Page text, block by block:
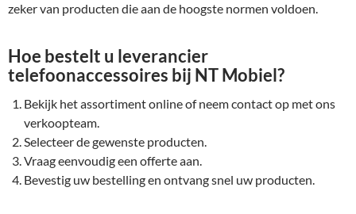
zeker van producten die aan de hoogste normen voldoen.
Hoe bestelt u leverancier
telefoonaccessoires bij NT Mobiel?
Bekijk het assortiment online of neem contact op met ons
verkoopteam.
Selecteer de gewenste producten.
Vraag eenvoudig een offerte aan.
Bevestig uw bestelling en ontvang snel uw producten.